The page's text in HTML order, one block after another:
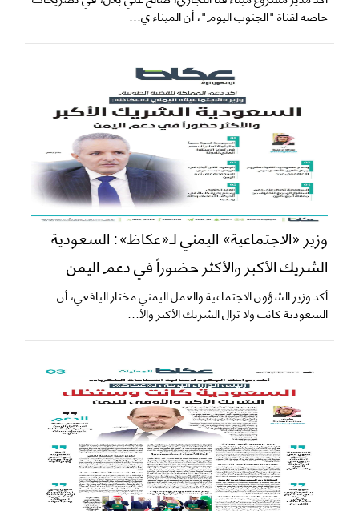
خاصة لقناة "الجنوب اليوم"، أن الميناء ي...
وزير «الاجتماعية» اليمني لـ«عكاظ»: السعودية
الشريك الأكبر والأكثر حضوراً في دعم اليمن
أكد وزير الشؤون الاجتماعية والعمل اليمني مختار اليافعي، أن
السعودية كانت ولا تزال الشريك الأكبر والأ...